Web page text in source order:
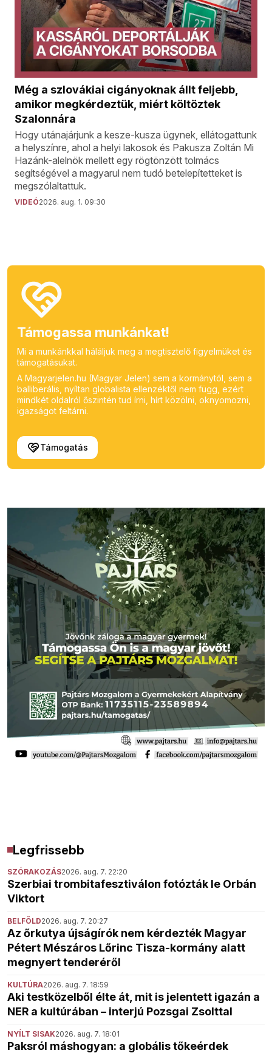
Még a szlovákiai cigányoknak állt feljebb,
amikor megkérdeztük, miért költöztek
Szalonnára
Hogy utánajárjunk a kesze-kusza ügynek, ellátogattunk
a helyszínre, ahol a helyi lakosok és Pakusza Zoltán Mi
Hazánk-alelnök mellett egy rögtönzött tolmács
segítségével a magyarul nem tudó betelepítetteket is
megszólaltattuk.
VIDEÓ2026. aug. 1. 09:30
Támogassa munkánkat!
Mi a munkánkkal háláljuk meg a megtisztelő figyelmüket és
támogatásukat.
A Magyarjelen.hu (Magyar Jelen) sem a kormánytól, sem a
balliberális, nyíltan globalista ellenzéktől nem függ, ezért
mindkét oldalról őszintén tud írni, hírt közölni, oknyomozni,
igazságot feltárni.
Támogatás
Legfrissebb
SZÓRAKOZÁS2026. aug. 7. 22:20
Szerbiai trombitafesztiválon fotózták le Orbán
Viktort
BELFÖLD2026. aug. 7. 20:27
Az őrkutya újságírók nem kérdezték Magyar
Pétert Mészáros Lőrinc Tisza-kormány alatt
megnyert tenderéről
KULTÚRA2026. aug. 7. 18:59
Aki testközelből élte át, mit is jelentett igazán a
NER a kultúrában – interjú Pozsgai Zsolttal
NYÍLT SISAK2026. aug. 7. 18:01
Paksról máshogyan: a globális tőkeérdek